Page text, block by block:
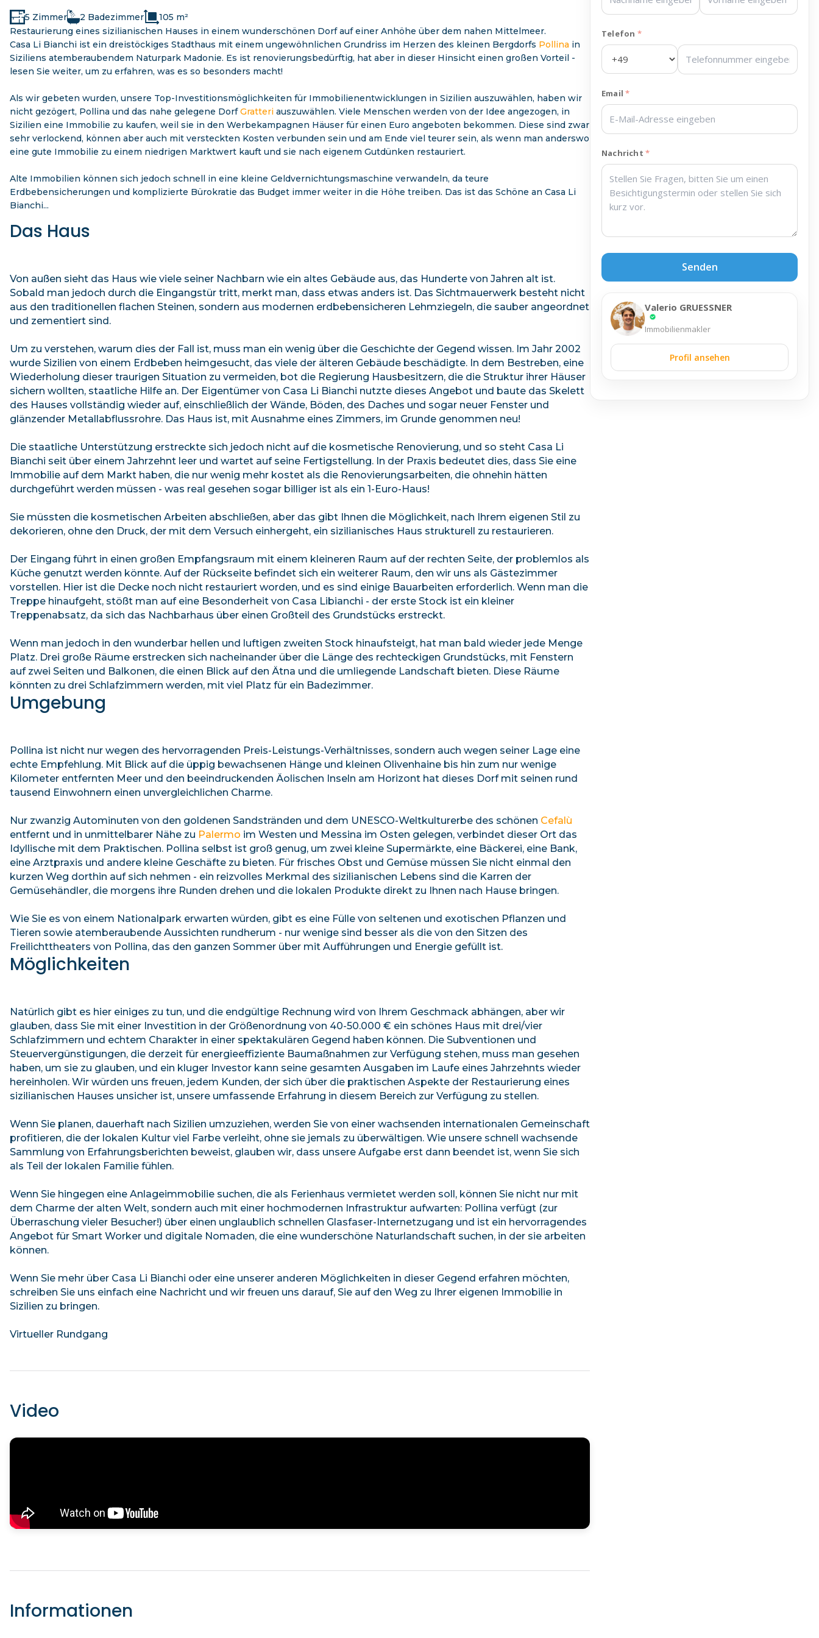
5 Zimmer 2 Badezimmer
105 m²
Restaurierung eines sizilianischen Hauses in einem wunderschönen Dorf auf einer Anhöhe über dem nahen Mittelmeer.
Casa Li Bianchi ist ein dreistöckiges Stadthaus mit einem ungewöhnlichen Grundriss im Herzen des kleinen Bergdorfs Pollina in
Siziliens atemberaubendem Naturpark Madonie. Es ist renovierungsbedürftig, hat aber in dieser Hinsicht einen großen Vorteil -
lesen Sie weiter, um zu erfahren, was es so besonders macht!
Als wir gebeten wurden, unsere Top-Investitionsmöglichkeiten für Immobilienentwicklungen in Sizilien auszuwählen, haben wir
nicht gezögert, Pollina und das nahe gelegene DorfGratteri auszuwählen. Viele Menschen werden von der Idee angezogen, in
Sizilien eine Immobilie zu kaufen, weil sie in den Werbekampagnen Häuser für einen Euro angeboten bekommen. Diese sind zwar
sehr verlockend, können aber auch mit versteckten Kosten verbunden sein und am Ende viel teurer sein, als wenn man anderswo
eine gute Immobilie zu einem niedrigen Marktwert kauft und sie nach eigenem Gutdünken restauriert.
Alte Immobilien können sich jedoch schnell in eine kleine Geldvernichtungsmaschine verwandeln, da teure
Erdbebensicherungen und komplizierte Bürokratie das Budget immer weiter in die Höhe treiben. Das ist das Schöne an Casa Li
Bianchi...
Das Haus
Von außen sieht das Haus wie viele seiner Nachbarn wie ein altes Gebäude aus, das Hunderte von Jahren alt ist.
Sobald man jedoch durch die Eingangstür tritt, merkt man, dass etwas anders ist. Das Sichtmauerwerk besteht nicht
aus den traditionellen flachen Steinen, sondern aus modernen erdbebensicheren Lehmziegeln, die sauber angeordnet
und zementiert sind.
Um zu verstehen, warum dies der Fall ist, muss man ein wenig über die Geschichte der Gegend wissen. Im Jahr 2002
wurde Sizilien von einem Erdbeben heimgesucht, das viele der älteren Gebäude beschädigte. In dem Bestreben, eine
Wiederholung dieser traurigen Situation zu vermeiden, bot die Regierung Hausbesitzern, die die Struktur ihrer Häuser
sichern wollten, staatliche Hilfe an. Der Eigentümer von Casa Li Bianchi nutzte dieses Angebot und baute das Skelett
des Hauses vollständig wieder auf, einschließlich der Wände, Böden, des Daches und sogar neuer Fenster und
glänzender Metallabflussrohre. Das Haus ist, mit Ausnahme eines Zimmers, im Grunde genommen neu!
Die staatliche Unterstützung erstreckte sich jedoch nicht auf die kosmetische Renovierung, und so steht Casa Li
Bianchi seit über einem Jahrzehnt leer und wartet auf seine Fertigstellung. In der Praxis bedeutet dies, dass Sie eine
Immobilie auf dem Markt haben, die nur wenig mehr kostet als die Renovierungsarbeiten, die ohnehin hätten
durchgeführt werden müssen - was real gesehen sogar billiger ist als ein 1-Euro-Haus!
Sie müssten die kosmetischen Arbeiten abschließen, aber das gibt Ihnen die Möglichkeit, nach Ihrem eigenen Stil zu
dekorieren, ohne den Druck, der mit dem Versuch einhergeht, ein sizilianisches Haus strukturell zu restaurieren.
Der Eingang führt in einen großen Empfangsraum mit einem kleineren Raum auf der rechten Seite, der problemlos als
Küche genutzt werden könnte. Auf der Rückseite befindet sich ein weiterer Raum, den wir uns als Gästezimmer
vorstellen. Hier ist die Decke noch nicht restauriert worden, und es sind einige Bauarbeiten erforderlich. Wenn man die
Treppe hinaufgeht, stößt man auf eine Besonderheit von Casa Libianchi - der erste Stock ist ein kleiner
Treppenabsatz, da sich das Nachbarhaus über einen Großteil des Grundstücks erstreckt.
Wenn man jedoch in den wunderbar hellen und luftigen zweiten Stock hinaufsteigt, hat man bald wieder jede Menge
Platz. Drei große Räume erstrecken sich nacheinander über die Länge des rechteckigen Grundstücks, mit Fenstern
auf zwei Seiten und Balkonen, die einen Blick auf den Ätna und die umliegende Landschaft bieten. Diese Räume
könnten zu drei Schlafzimmern werden, mit viel Platz für ein Badezimmer.
Umgebung
Pollina ist nicht nur wegen des hervorragenden Preis-Leistungs-Verhältnisses, sondern auch wegen seiner Lage eine
echte Empfehlung. Mit Blick auf die üppig bewachsenen Hänge und kleinen Olivenhaine bis hin zum nur wenige
Kilometer entfernten Meer und den beeindruckenden Äolischen Inseln am Horizont hat dieses Dorf mit seinen rund
tausend Einwohnern einen unvergleichlichen Charme.
Nur zwanzig Autominuten von den goldenen Sandstränden und dem UNESCO-Weltkulturerbe des schönen Cefalù
entfernt und in unmittelbarer Nähe zu Palermo im Westen und Messina im Osten gelegen, verbindet dieser Ort das
Idyllische mit dem Praktischen. Pollina selbst ist groß genug, um zwei kleine Supermärkte, eine Bäckerei, eine Bank,
eine Arztpraxis und andere kleine Geschäfte zu bieten. Für frisches Obst und Gemüse müssen Sie nicht einmal den
kurzen Weg dorthin auf sich nehmen - ein reizvolles Merkmal des sizilianischen Lebens sind die Karren der
Gemüsehändler, die morgens ihre Runden drehen und die lokalen Produkte direkt zu Ihnen nach Hause bringen.
Wie Sie es von einem Nationalpark erwarten würden, gibt es eine Fülle von seltenen und exotischen Pflanzen und
Tieren sowie atemberaubende Aussichten rundherum - nur wenige sind besser als die von den Sitzen des
Freilichttheaters von Pollina, das den ganzen Sommer über mit Aufführungen und Energie gefüllt ist.
Möglichkeiten
Natürlich gibt es hier einiges zu tun, und die endgültige Rechnung wird von Ihrem Geschmack abhängen, aber wir
glauben, dass Sie mit einer Investition in der Größenordnung von 40-50.000 € ein schönes Haus mit drei/vier
Schlafzimmern und echtem Charakter in einer spektakulären Gegend haben können. Die Subventionen und
Steuervergünstigungen, die derzeit für energieeffiziente Baumaßnahmen zur Verfügung stehen, muss man gesehen
haben, um sie zu glauben, und ein kluger Investor kann seine gesamten Ausgaben im Laufe eines Jahrzehnts wieder
hereinholen. Wir würden uns freuen, jedem Kunden, der sich über die praktischen Aspekte der Restaurierung eines
sizilianischen Hauses unsicher ist, unsere umfassende Erfahrung in diesem Bereich zur Verfügung zu stellen.
Wenn Sie planen, dauerhaft nach Sizilien umzuziehen, werden Sie von einer wachsenden internationalen Gemeinschaft
profitieren, die der lokalen Kultur viel Farbe verleiht, ohne sie jemals zu überwältigen. Wie unsere schnell wachsende
Sammlung von Erfahrungsberichten beweist, glauben wir, dass unsere Aufgabe erst dann beendet ist, wenn Sie sich
als Teil der lokalen Familie fühlen.
Wenn Sie hingegen eine Anlageimmobilie suchen, die als Ferienhaus vermietet werden soll, können Sie nicht nur mit
dem Charme der alten Welt, sondern auch mit einer hochmodernen Infrastruktur aufwarten: Pollina verfügt (zur
Überraschung vieler Besucher!) über einen unglaublich schnellen Glasfaser-Internetzugang und ist ein hervorragendes
Angebot für Smart Worker und digitale Nomaden, die eine wunderschöne Naturlandschaft suchen, in der sie arbeiten
können.
Wenn Sie mehr über Casa Li Bianchi oder eine unserer anderen Möglichkeiten in dieser Gegend erfahren möchten,
schreiben Sie uns einfach eine Nachricht und wir freuen uns darauf, Sie auf den Weg zu Ihrer eigenen Immobilie in
Sizilien zu bringen.
Virtueller Rundgang
Video
Informationen
Telefon
Email
Nachricht
Senden
Valerio GRUESSNER
Immobilienmakler
Profil ansehen